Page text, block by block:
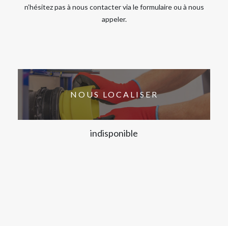
n’hésitez pas à nous contacter via le formulaire ou à nous
appeler.
NOUS LOCALISER
indisponible